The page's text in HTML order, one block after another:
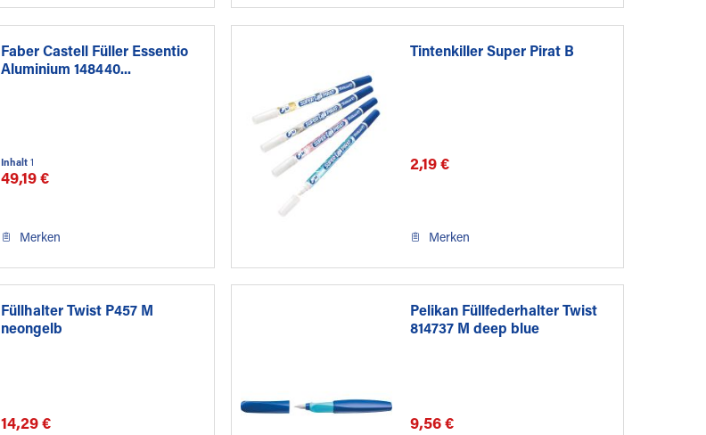
Faber Castell Füller Essentio
Aluminium 148440...
Inhalt1
49,19 €
Merken
Tintenkiller Super Pirat B
2,19 €
Merken
Füllhalter Twist P457 M
neongelb
14,29 €
Pelikan Füllfederhalter Twist
814737 M deep blue
9,56 €